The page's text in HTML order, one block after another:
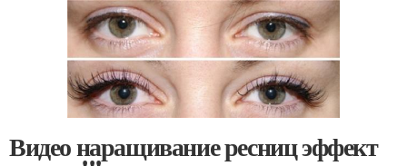
Видео наращивание ресниц эффект